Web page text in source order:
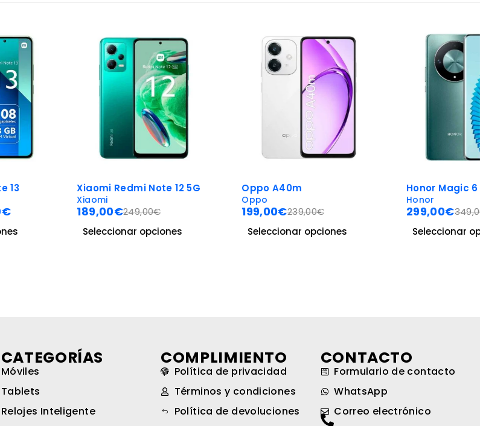
Xiaomi Redmi Note 12 5G
249,00€
189,00
Seleccionar opciones
Oppo A40m
239,00€
Seleccionar opciones
Honor Magic 6 Lite 5G
349,00€
Seleccionar opciones
CATEGORÍAS
Móviles
Tablets
Relojes Inteligente
COMPLIMIENTO
Política de privacidad
Términos y condiciones
Política de devoluciones
CONTACTO
Formulario de contacto
WhatsApp
Correo electrónico